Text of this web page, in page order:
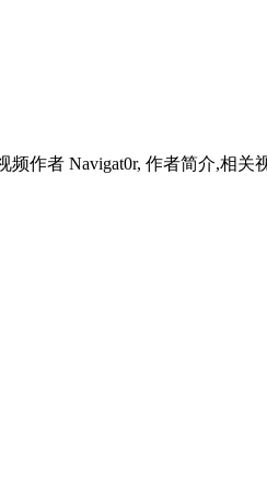
作者 Navigat0r, 作者简介,相